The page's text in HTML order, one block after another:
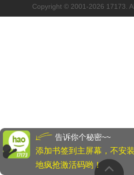
Copyright © 2001-2026 17173.
告诉你个秘密~~
添加书签到主屏幕，不安
地疯抢激活码哟！